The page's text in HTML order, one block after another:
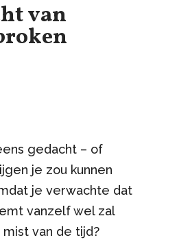
van
gedacht – of
je zou kunnen
je verwachte dat
vanzelf wel zal
van de tijd?